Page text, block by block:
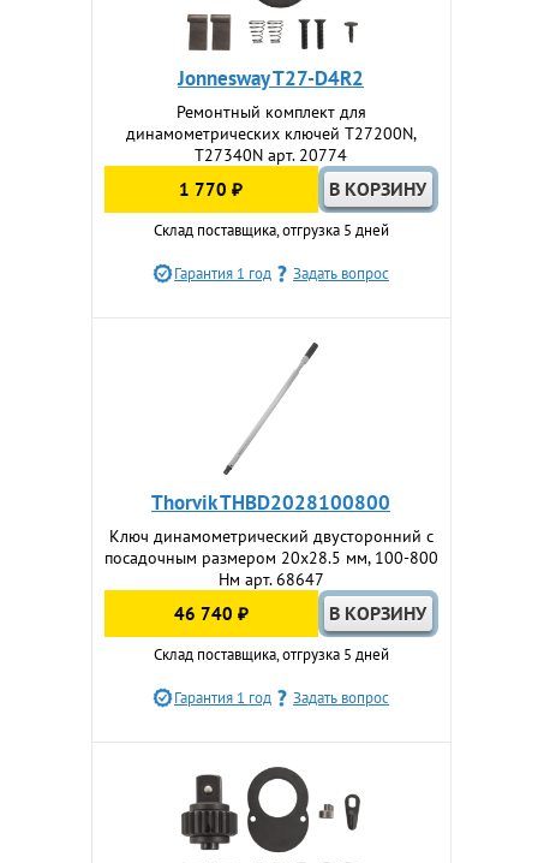
Jonnesway T27-D4R2
Ремонтный комплект для
динамометрических ключей T27200N,
T27340N арт. 20774
1 770 ₽
Склад поставщика, отгрузка 5 дней
Гарантия 1 год Задать вопрос
Thorvik THBD2028100800
Ключ динамометрический двусторонний с
посадочным размером 20х28.5 мм, 100-800
Нм арт. 68647
46 740 ₽
Склад поставщика, отгрузка 5 дней
Гарантия 1 год Задать вопрос